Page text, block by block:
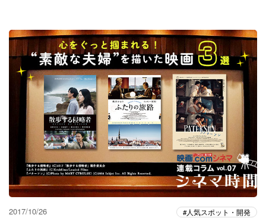
2017/10/26 人気スポット・開発